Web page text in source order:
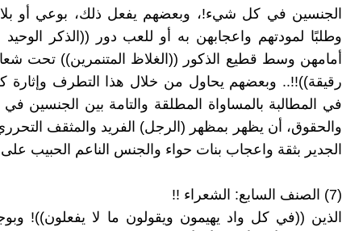
الجنسين في كل شيء!، وبعضهم يفعل ذلك، بوعي أو بلا
وطلبًا لمودتهم واعجابهن به أو للعب دور ((الذكر الوحيد
أمامهن وسط قطيع الذكور ((الغلاظ المتنمرين)) تحت
رقيقة))!!.. وبعضهم يحاول من خلال هذا التطرف وإثارة
في المطالبة بالمساواة المطلقة والتامة بين الجنسين
والحقوق، أن يظهر بمظهر (الرجل) الفريد والمثقف التحرري
الجدير بثقة واعجاب بنات حواء والجنس الناعم الحبيب
(7) الصنف السابع: الشعراء !!
الذين ((في كل واد يهيمون ويقولون ما لا يفعلون))!